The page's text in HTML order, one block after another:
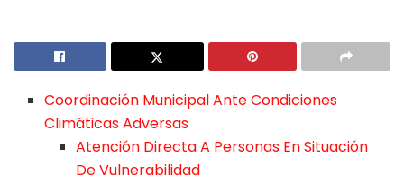
Coordinación Municipal Ante Condiciones
Climáticas Adversas
Atención Directa A Personas En Situación
De Vulnerabilidad